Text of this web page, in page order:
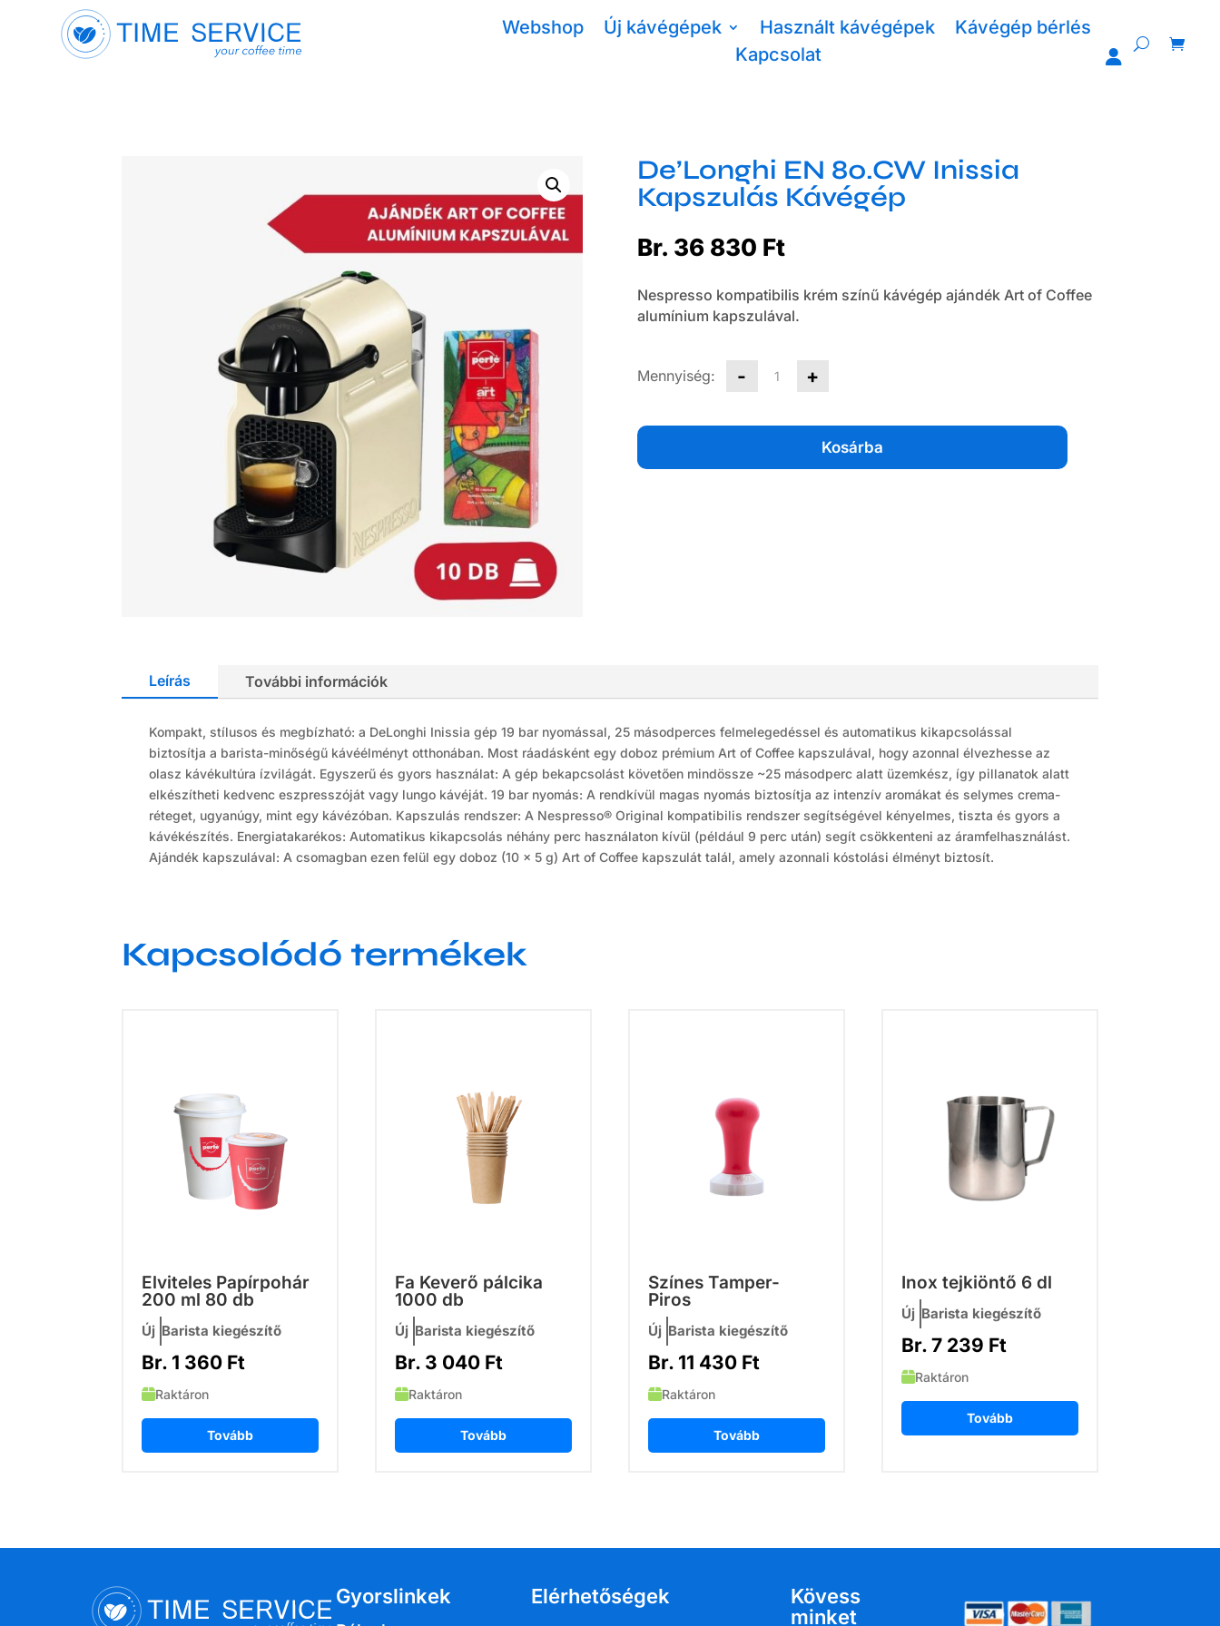
Webshop Új kávégépek Használt kávégépek
Kávégép bérlés
Kapcsolat
De’Longhi EN 80.CW Inissia
Kapszulás Kávégép
Br. 36 830 Ft
Nespresso kompatibilis krém színű kávégép ajándék Art of Coffee
alumínium kapszulával.
-
De’Longhi
EN
Inissia
Kapszulás
Kávégép
+
Kosárba
Leírás További információk
Kompakt, stílusos és megbízható: a DeLonghi Inissia gép 19 bar nyomással, 25 másodperces felmelegedéssel és automatikus kikapcsolással
biztosítja a barista-minőségű kávéélményt otthonában. Most ráadásként egy doboz prémium Art of Coffee kapszulával, hogy azonnal élvezhesse az
olasz kávékultúra ízvilágát. Egyszerű és gyors használat: A gép bekapcsolást követően mindössze ~25 másodperc alatt üzemkész, így pillanatok alatt
elkészítheti kedvenc eszpresszóját vagy lungo kávéját. 19 bar nyomás: A rendkívül magas nyomás biztosítja az intenzív aromákat és selymes crema-
réteget, ugyanúgy, mint egy kávézóban. Kapszulás rendszer: A Nespresso® Original kompatibilis rendszer segítségével kényelmes, tiszta és gyors a
kávékészítés. Energiatakarékos: Automatikus kikapcsolás néhány perc használaton kívül (például 9 perc után) segít csökkenteni az áramfelhasználást.
Ajándék kapszulával: A csomagban ezen felül egy doboz (10 × 5 g) Art of Coffee kapszulát talál, amely azonnali kóstolási élményt biztosít.
Kapcsolódó termékek
Elviteles Papírpohár
200 ml 80 db
Új Barista kiegészítő
Br. 1 360 Ft
Tovább
Raktáron
Fa Keverő pálcika
1000 db
Új Barista kiegészítő
Br. 3 040 Ft
Tovább
Raktáron
Színes Tamper-
Piros
Új Barista kiegészítő
Br. 11 430 Ft
Tovább
Raktáron
Inox tejkiöntő 6 dl
Új Barista kiegészítő
Br. 7 239 Ft
Tovább
Raktáron
Gyorslinkek Elérhetőségek
Kövess
minket